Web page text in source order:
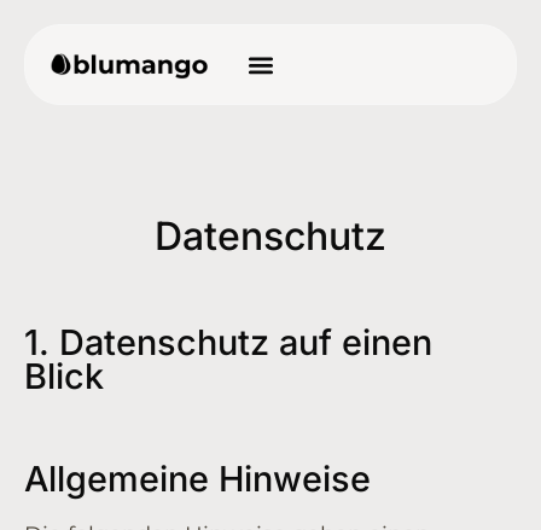
Datenschutz
1. Datenschutz auf einen
Blick
Allgemeine Hinweise